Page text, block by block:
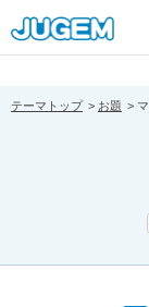
[pear_error:
prefix="" info=""]
テーマトップ お題